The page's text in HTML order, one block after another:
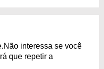
interessa se você
que repetir a